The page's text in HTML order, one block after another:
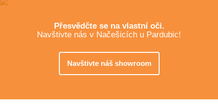
Přesvědčte se na vlastní oči.
Navštivte nás v Načešicích u Pardubic!
Navštivte náš showroom